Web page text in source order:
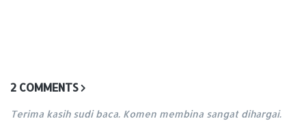
2 COMMENTS
Terima kasih sudi baca. Komen membina sangat dihargai.